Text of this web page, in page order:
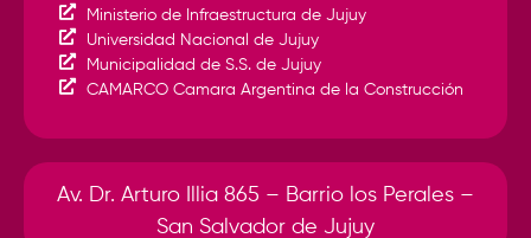
Ministerio de Infraestructura de Jujuy
Universidad Nacional de Jujuy
Municipalidad de S.S. de Jujuy
CAMARCO Camara Argentina de la Construcción
Av. Dr. Arturo Illia 865 – Barrio los Perales –
San Salvador de Jujuy